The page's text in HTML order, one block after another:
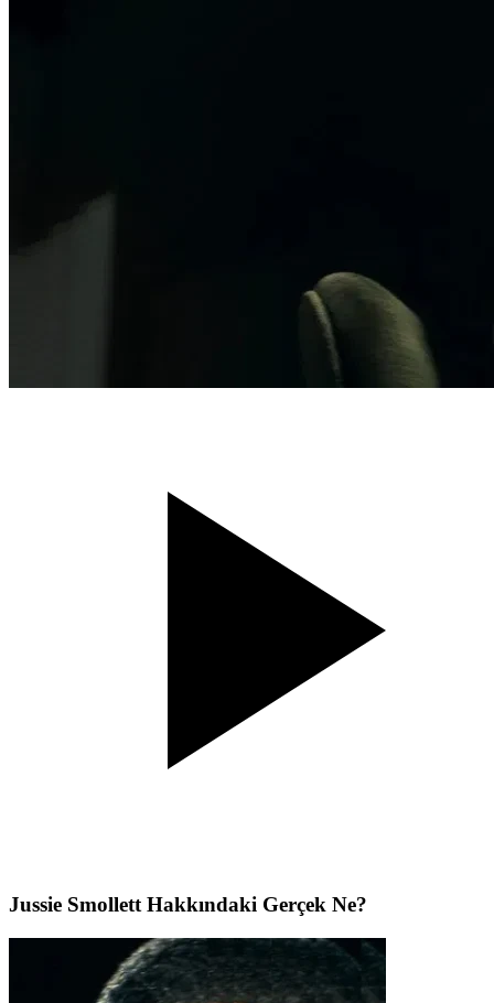
Jussie Smollett Hakkındaki Gerçek Ne?